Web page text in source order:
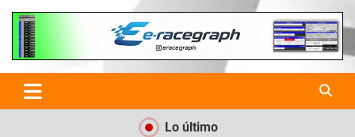
E-Kart.com.ar | La Revista
Electrónica del Karting en
Argentina
Lo último